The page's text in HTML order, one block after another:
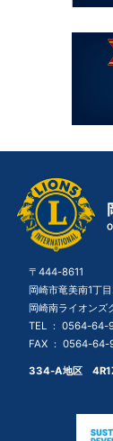
〒444-8611
岡崎市竜美南1丁
岡崎南ライオンズ
TEL ：0564-64-
FAX ： 0564-64-
334-A地区